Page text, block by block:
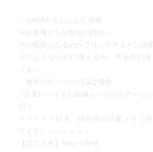
転覆ではなく、重ねる革命へ
・GAFAのもたらした功罪
中央集権から分散化の時代へ
その根幹となるのがブロックチェーン技術
どのようなものに使えるか 半歩先の未
うまい
・後半のビジョンの話は痛快
└企業レベルでも組織レベルでもチーム
思う
＝＝＝＝＝以下、自分用の読書メモ（
てます）＝＝＝＝＝＝
【読了メモ】After GAFA